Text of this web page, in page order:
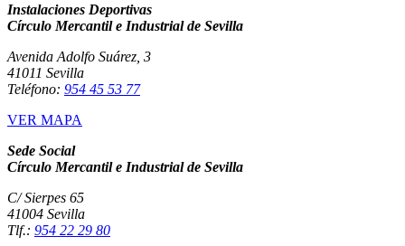
Instalaciones Deportivas
Círculo Mercantil e Industrial de Sevilla
Avenida Adolfo Suárez, 3
41011 Sevilla
Teléfono: 954 45 53 77
VER MAPA
Sede Social
Círculo Mercantil e Industrial de Sevilla
C/ Sierpes 65
41004 Sevilla
Tlf.: 954 22 29 80